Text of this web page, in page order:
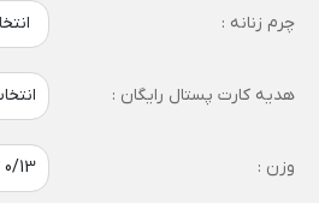
چرم زنانه :
هدیه کارت پستال رایگان :
وزن :